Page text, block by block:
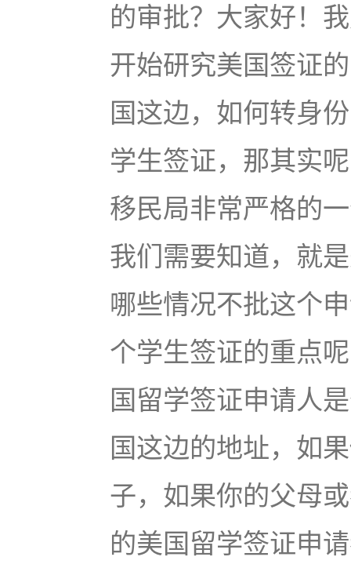
的审批？大家好！
开始研究美国签证
国这边，如何转身
学生签证，那其实
移民局非常严格的
我们需要知道，就
哪些情况不批这个
个学生签证的重点
国留学签证申请人
国这边的地址，如
子，如果你的父母
的美国留学签证申